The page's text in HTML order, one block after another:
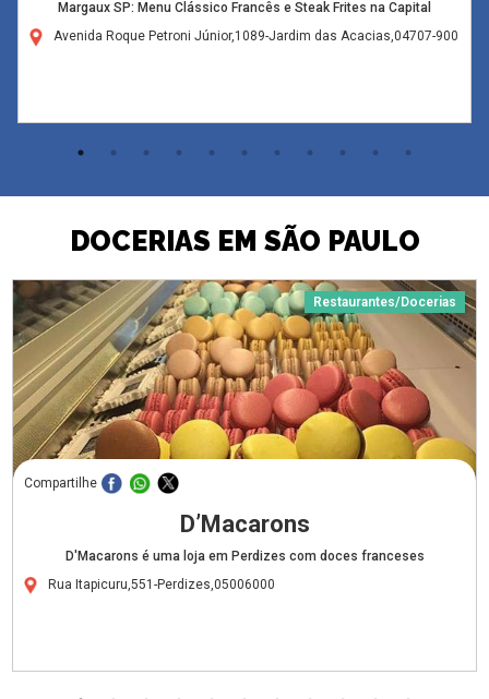
Margaux SP: Menu Clássico Francês e Steak Frites na Capital
Avenida Roque Petroni Júnior,1089-Jardim das Acacias,04707-900
DOCERIAS EM SÃO PAULO
Restaurantes/Docerias
Compartilhe
D’Macarons
D'Macarons é uma loja em Perdizes com doces franceses
Rua Itapicuru,551-Perdizes,05006000